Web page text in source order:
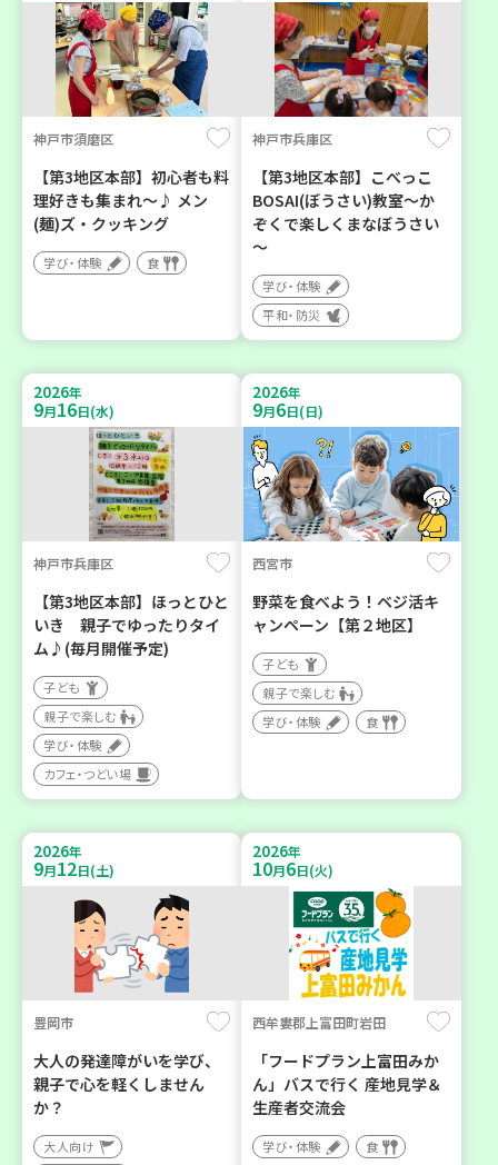
神戸市須磨区
【第3地区本部】初心者も料
理好きも集まれ～♪ メン
(麺)ズ・クッキング
学び・体験 食
神戸市兵庫区
【第3地区本部】こべっこ
BOSAI(ぼうさい)教室～か
ぞくで楽しくまなぼうさい
～
学び・体験
平和・防災
2026年
9月16日(水)
神戸市兵庫区
【第3地区本部】ほっとひと
いき 親子でゆったりタイ
ム♪(毎月開催予定)
子ども
親子で楽しむ
学び・体験
カフェ・つどい場
2026年
9月6日(日)
西宮市
野菜を食べよう！ベジ活キ
ャンペーン【第２地区】
子ども
親子で楽しむ
学び・体験
食
2026年
9月12日(土)
豊岡市
大人の発達障がいを学び、
親子で心を軽くしません
か？
大人向け
2026年
10月6日(火)
西牟婁郡上富田町岩田
「フードプラン上富田みか
ん」バスで行く 産地見学＆
生産者交流会
学び・体験 食